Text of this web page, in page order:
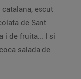
catalana, escut
de Sant
i de fruita... I si
salada de